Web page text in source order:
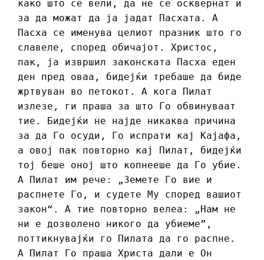
како што се вели, да не се осквернат и
за да можат да ја јадат Пасхата. А
Пасха се именува целиот празник што го
славеле, според обичајот. Христос,
пак, ја извршил законската Пасха еден
ден пред оваа, бидејќи требаше да биде
жртвуван во петокот. А кога Пилат
излезе, ги праша за што Го обвинуваат
тие. Бидејќи не најде никаква причина
за да Го осуди, Го испрати кај Кајафа,
а овој пак повторно кај Пилат, бидејќи
тој беше оној што копнееше да Го убие.
А Пилат им рече: „Земете Го вие и
распнете Го, и судете Му според вашиот
закон“. А тие повторно велеа: „Нам не
ни е дозволено никого да убиеме”,
поттикнувајќи го Пилата да го распне.
А Пилат Го праша Христа дали е Он